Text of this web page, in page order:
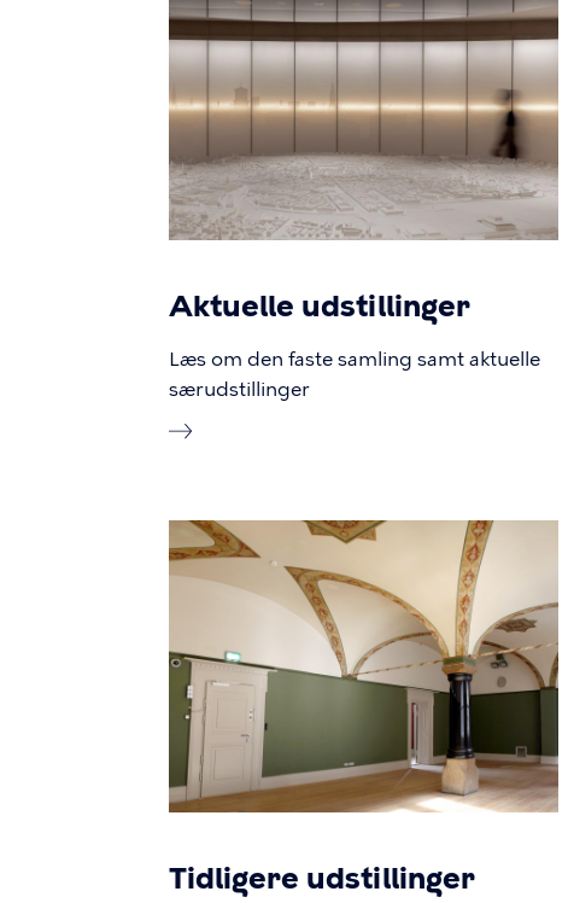
Aktuelle udstillinger
Læs om den faste samling samt aktuelle
særudstillinger
Tidligere udstillinger